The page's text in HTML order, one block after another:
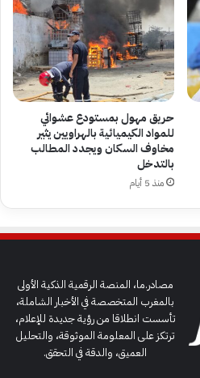
حريق مهول بمستودع عشوائي
للمواد الكيميائية بالهراويين يثير
مخاوف السكان ويجدد المطالب
بالتدخل
منذ 5 أيام
مصادر.ما، المنصة الرقمية الذكية الأولى
بالمغرب المتخصصة في الأخبار الشاملة،
تأسست انطلاقا من رؤية جديدة للإعلام،
ترتكز على المعلومة الموثوقة، والتحليل
العميق، والدقة في التحقق.